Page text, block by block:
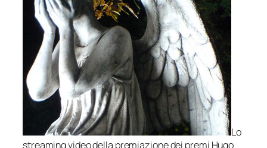
Lo
streaming video della premiazione dei premi Hugo